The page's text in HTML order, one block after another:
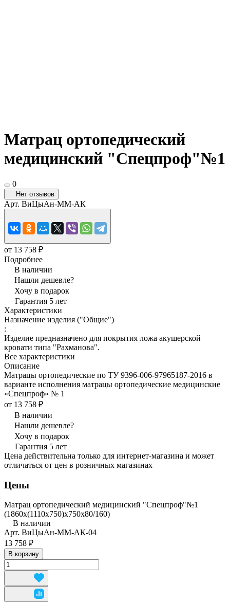
Матрац ортопедический
медицинский "Спецпроф"№1
0
Нет отзывов
Арт. ВиЦыАн-ММ-АК
от 13 758 ₽
Подробнее
В наличии
Нашли дешевле?
Хочу в подарок
Гарантия 5 лет
Характеристики
Назначение изделия ("Общие")
:
Изделие предназначено для покрытия ложа акушерской
кровати типа "Рахманова".
Все характеристики
Описание
Матрацы ортопедические по ТУ 9396-006-97965187-2016 в
варианте исполнения матрацы ортопедические медицинские
«Спецпроф» № 1
от 13 758 ₽
В наличии
Нашли дешевле?
Хочу в подарок
Гарантия 5 лет
Цена действительна только для интернет-магазина и может
отличаться от цен в розничных магазинах
Цены
Матрац ортопедический медицинский "Спецпроф"№1
(1860х(1110х750)х750х80/160)
В наличии
Арт. ВиЦыАн-ММ-АК-04
13 758 ₽
В корзину